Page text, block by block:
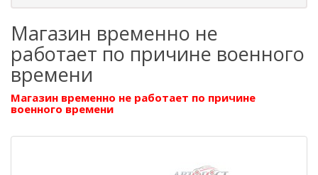
Магазин временно не
работает по причине военного
времени
Магазин временно не работает по причине
военного времени